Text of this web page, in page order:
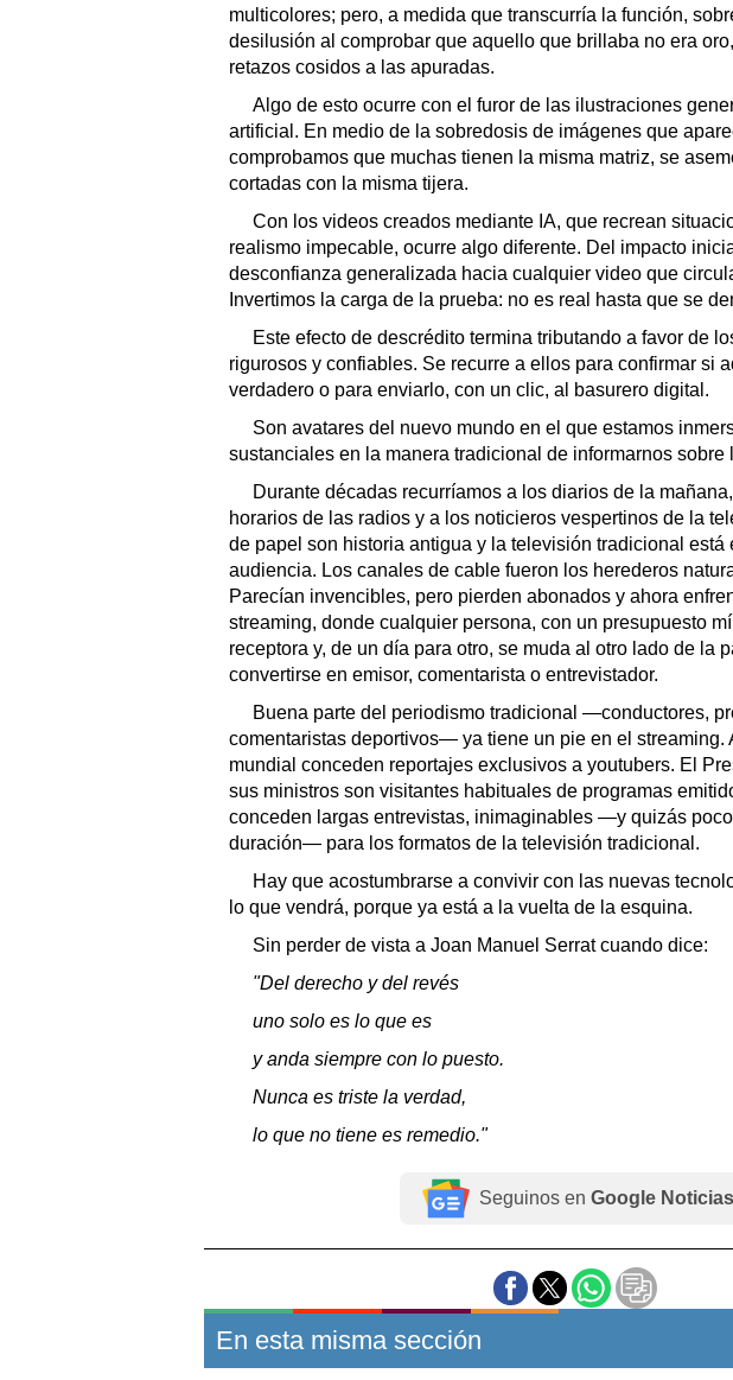
multicolores; pero, a medida que transcurría la función,
desilusión al comprobar que aquello que brillaba no era
retazos cosidos a las apuradas.
Algo de esto ocurre con el furor de las ilustraciones
artificial. En medio de la sobredosis de imágenes que
comprobamos que muchas tienen la misma matriz, se
cortadas con la misma tijera.
Con los videos creados mediante IA, que recrean
realismo impecable, ocurre algo diferente. Del impacto
desconfianza generalizada hacia cualquier video que
Invertimos la carga de la prueba: no es real hasta que se
Este efecto de descrédito termina tributando a favor de
rigurosos y confiables. Se recurre a ellos para confirmar si
verdadero o para enviarlo, con un clic, al basurero digital.
Son avatares del nuevo mundo en el que estamos
sustanciales en la manera tradicional de informarnos sobre
Durante décadas recurríamos a los diarios de la
horarios de las radios y a los noticieros vespertinos de la
de papel son historia antigua y la televisión tradicional está
audiencia. Los canales de cable fueron los herederos
Parecían invencibles, pero pierden abonados y ahora
streaming, donde cualquier persona, con un presupuesto
receptora y, de un día para otro, se muda al otro lado de la
convertirse en emisor, comentarista o entrevistador.
Buena parte del periodismo tradicional —conductores,
comentaristas deportivos— ya tiene un pie en el streaming.
mundial conceden reportajes exclusivos a youtubers. El
sus ministros son visitantes habituales de programas
conceden largas entrevistas, inimaginables —y quizás
duración— para los formatos de la televisión tradicional.
Hay que acostumbrarse a convivir con las nuevas
lo que vendrá, porque ya está a la vuelta de la esquina.
Sin perder de vista a Joan Manuel Serrat cuando dice:
"Del derecho y del revés
uno solo es lo que es
y anda siempre con lo puesto.
Nunca es triste la verdad,
lo que no tiene es remedio."
Seguinos en Google Noticias
En esta misma sección